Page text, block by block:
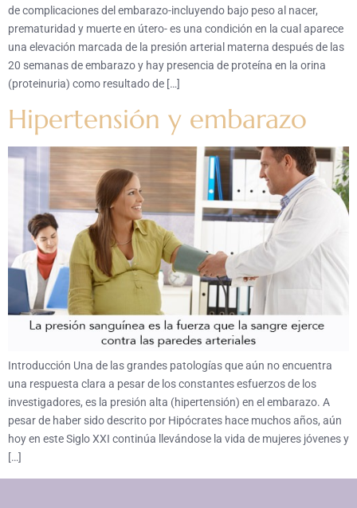
de complicaciones del embarazo-incluyendo bajo peso al nacer,
prematuridad y muerte en útero- es una condición en la cual aparece
una elevación marcada de la presión arterial materna después de las
20 semanas de embarazo y hay presencia de proteína en la orina
(proteinuria) como resultado de […]
Hipertensión y embarazo
Introducción Una de las grandes patologías que aún no encuentra
una respuesta clara a pesar de los constantes esfuerzos de los
investigadores, es la presión alta (hipertensión) en el embarazo. A
pesar de haber sido descrito por Hipócrates hace muchos años, aún
hoy en este Siglo XXI continúa llevándose la vida de mujeres jóvenes y
[…]